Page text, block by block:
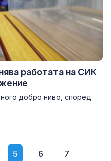
работата на СИК
добро ниво, според
5 6
7